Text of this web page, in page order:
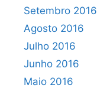
Setembro 2016
Agosto 2016
Julho 2016
Junho 2016
Maio 2016